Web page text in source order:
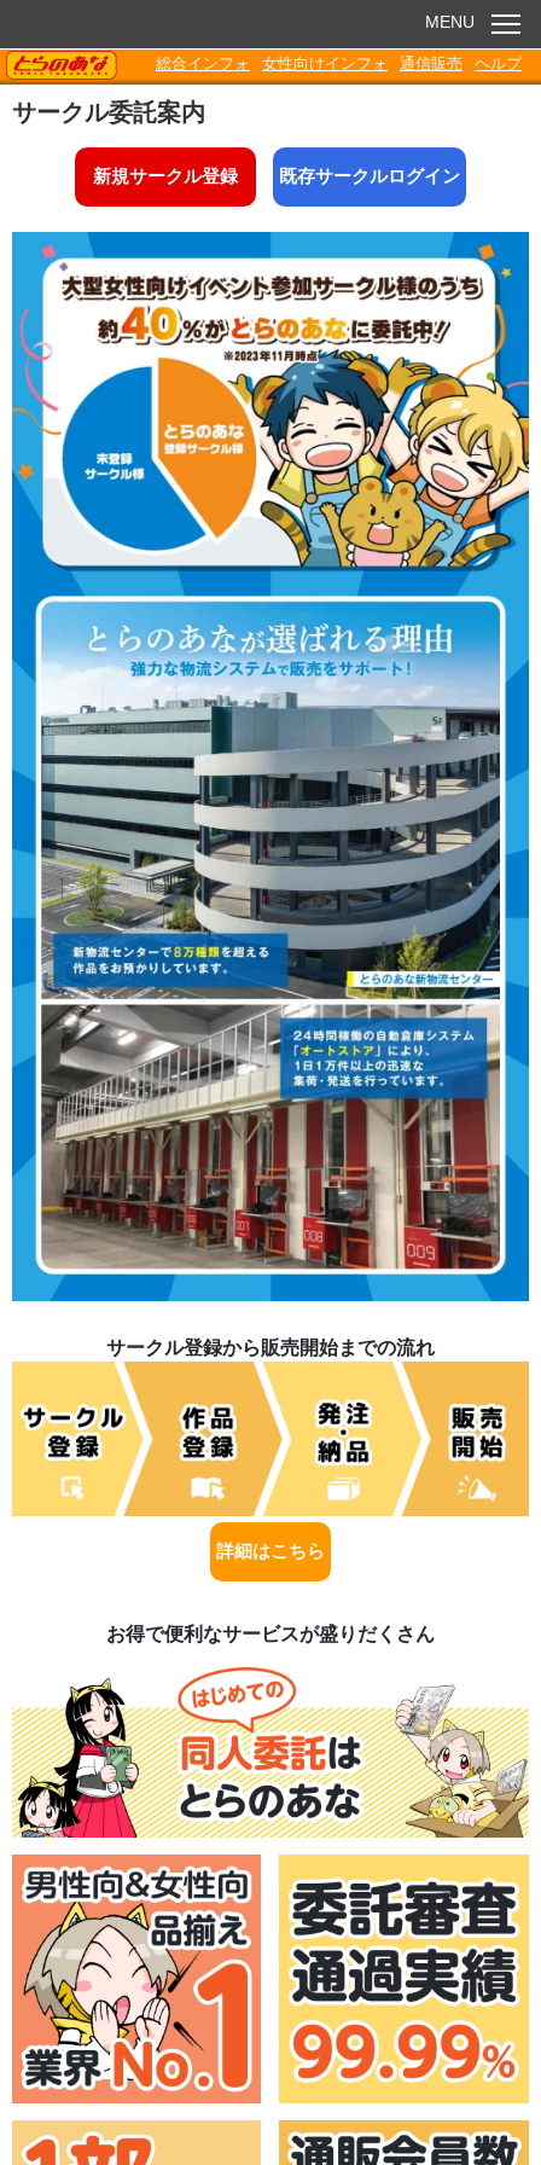
お知らせ
電子書籍
Q&A
各種ダウンロード
MENU
TORANOANA
総合インフォ 女性向けインフォ 通信販売 ヘルプ
サークル委託案内
新規サークル登録 既存サークルログイン
サークル登録から販売開始までの流れ
詳細はこちら
お得で便利なサービスが盛りだくさん